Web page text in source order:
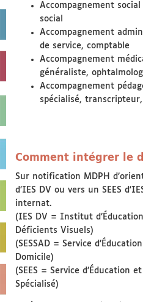
Accompagnement
social
Accompagnement
de service, comptable
Accompagnement
généraliste,
Accompagnement
spécialisé,
Comment intégrer le
Sur notification MDPH
d’IES DV ou vers un SEES
internat.
(IES DV = Institut
Déficients Visuels)
(SESSAD = Service
Domicile)
(SEES = Service d’Éducation
Spécialisé)